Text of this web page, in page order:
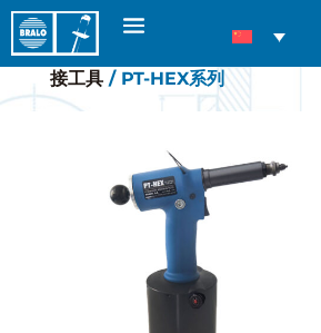
首页/ /铆螺母专
接工具/ PT-HEX系列